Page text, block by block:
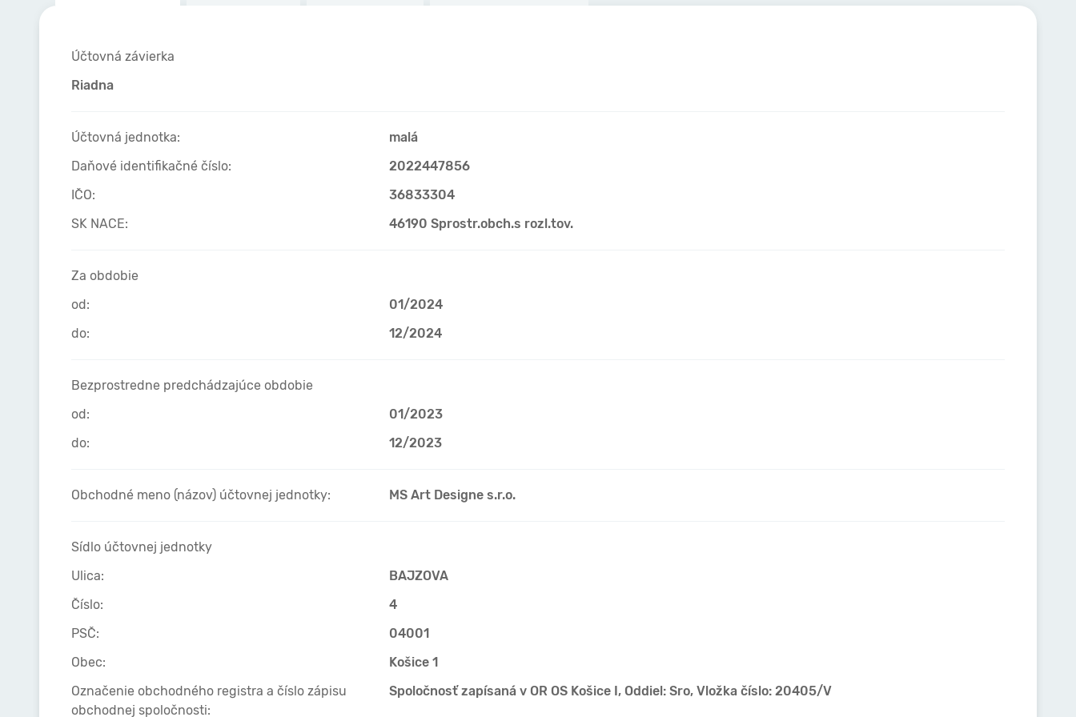
Účtovná závierka
Riadna
Účtovná jednotka:
malá
Daňové identifikačné číslo:
2022447856
IČO:
36833304
SK NACE:
46190 Sprostr.obch.s rozl.tov.
Za obdobie
od:
01/2024
do:
12/2024
Bezprostredne predchádzajúce obdobie
od:
01/2023
do:
12/2023
Obchodné meno (názov) účtovnej jednotky: MS Art Designe s.r.o.
Sídlo účtovnej jednotky
Ulica:
BAJZOVA
Číslo:
4
PSČ:
04001
Obec:
Košice 1
Označenie obchodného registra a číslo zápisu
obchodnej spoločnosti:
Spoločnosť zapísaná v OR OS Košice I, Oddiel: Sro, Vložka číslo: 20405/V